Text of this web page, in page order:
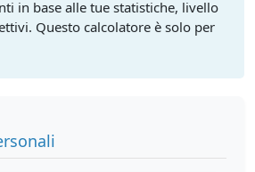
in base alle tue statistiche, livello
Questo calcolatore è solo per